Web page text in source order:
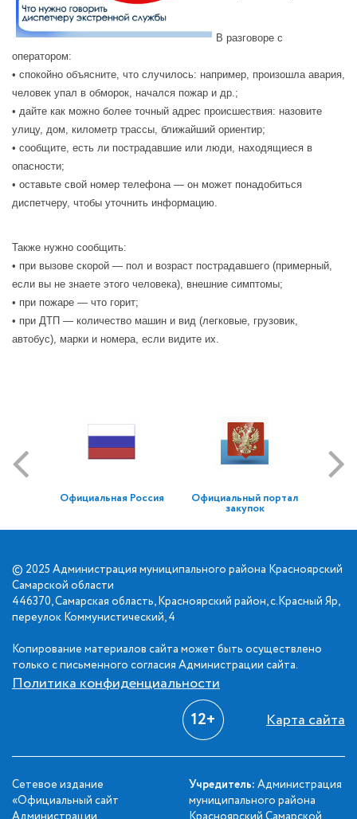
В разговоре с
оператором:
• спокойно объясните, что случилось: например, произошла авария,
человек упал в обморок, начался пожар и др.;
• дайте как можно более точный адрес происшествия: назовите
улицу, дом, километр трассы, ближайший ориентир;
• сообщите, есть ли пострадавшие или люди, находящиеся в
опасности;
• оставьте свой номер телефона — он может понадобиться
диспетчеру, чтобы уточнить информацию.
Также нужно сообщить:
• при вызове скорой — пол и возраст пострадавшего (примерный,
если вы не знаете этого человека), внешние симптомы;
• при пожаре — что горит;
• при ДТП — количество машин и вид (легковые, грузовик,
автобус), марки и номера, если видите их.
Официальная Россия Официальный портал
закупок
© 2025 Администрация муниципального района Красноярский
Самарской области
446370, Самарская область, Красноярский район, с.Красный Яр,
переулок Коммунистический, 4
Копирование материалов сайта может быть осуществлено
только с письменного согласия Администрации сайта.
Политика конфиденциальности
12+ Карта сайта
Сетевое издание
«Официальный сайт
Учредитель: Администрация
муниципального района